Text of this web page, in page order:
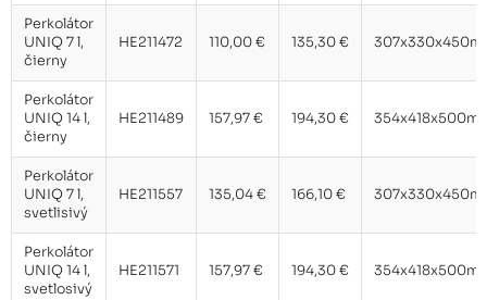
Perkolátor
UNIQ 7 l,
čierny
HE211472 110,00 € 135,30 €
Perkolátor
UNIQ 14 l,
čierny
HE211489 157,97 € 194,30 €
Perkolátor
UNIQ 7 l,
svetlisivý
HE211557 135,04 € 166,10 €
Perkolátor
UNIQ 14 l,
svetlosivý
HE211571 157,97 € 194,30 €